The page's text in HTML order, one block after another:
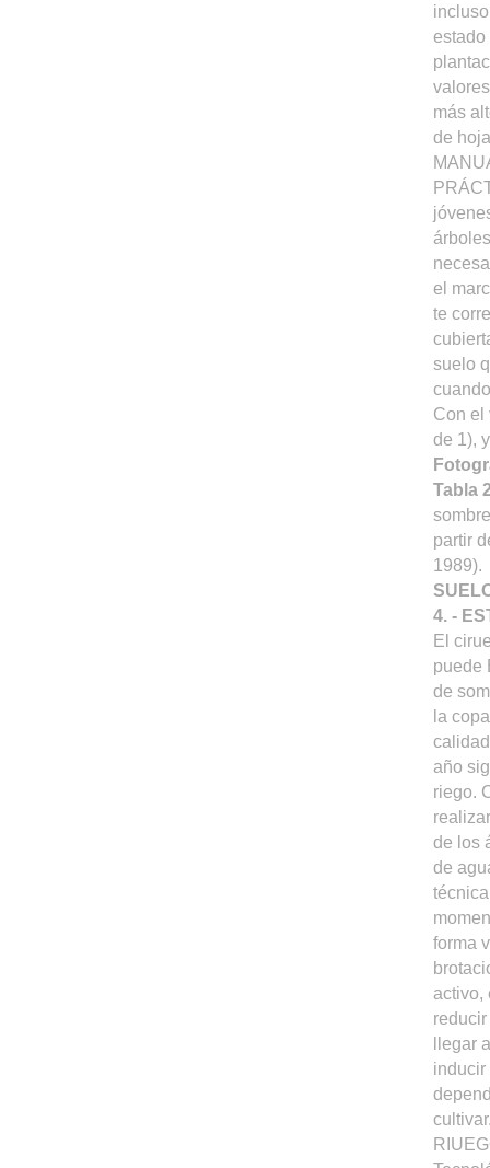
estado
más
de
el
te
suelo
Con el
de 1),
Tabla
partir
1989).
4. -
El
puede
de
la
año
riego.
de los
de
forma
activo,
llegar
inducir